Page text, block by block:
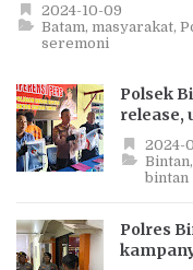
2024-10-09
Batam masyarakat
seremoni
Polsek
release,
2024-
Bintan
bintan
Polres